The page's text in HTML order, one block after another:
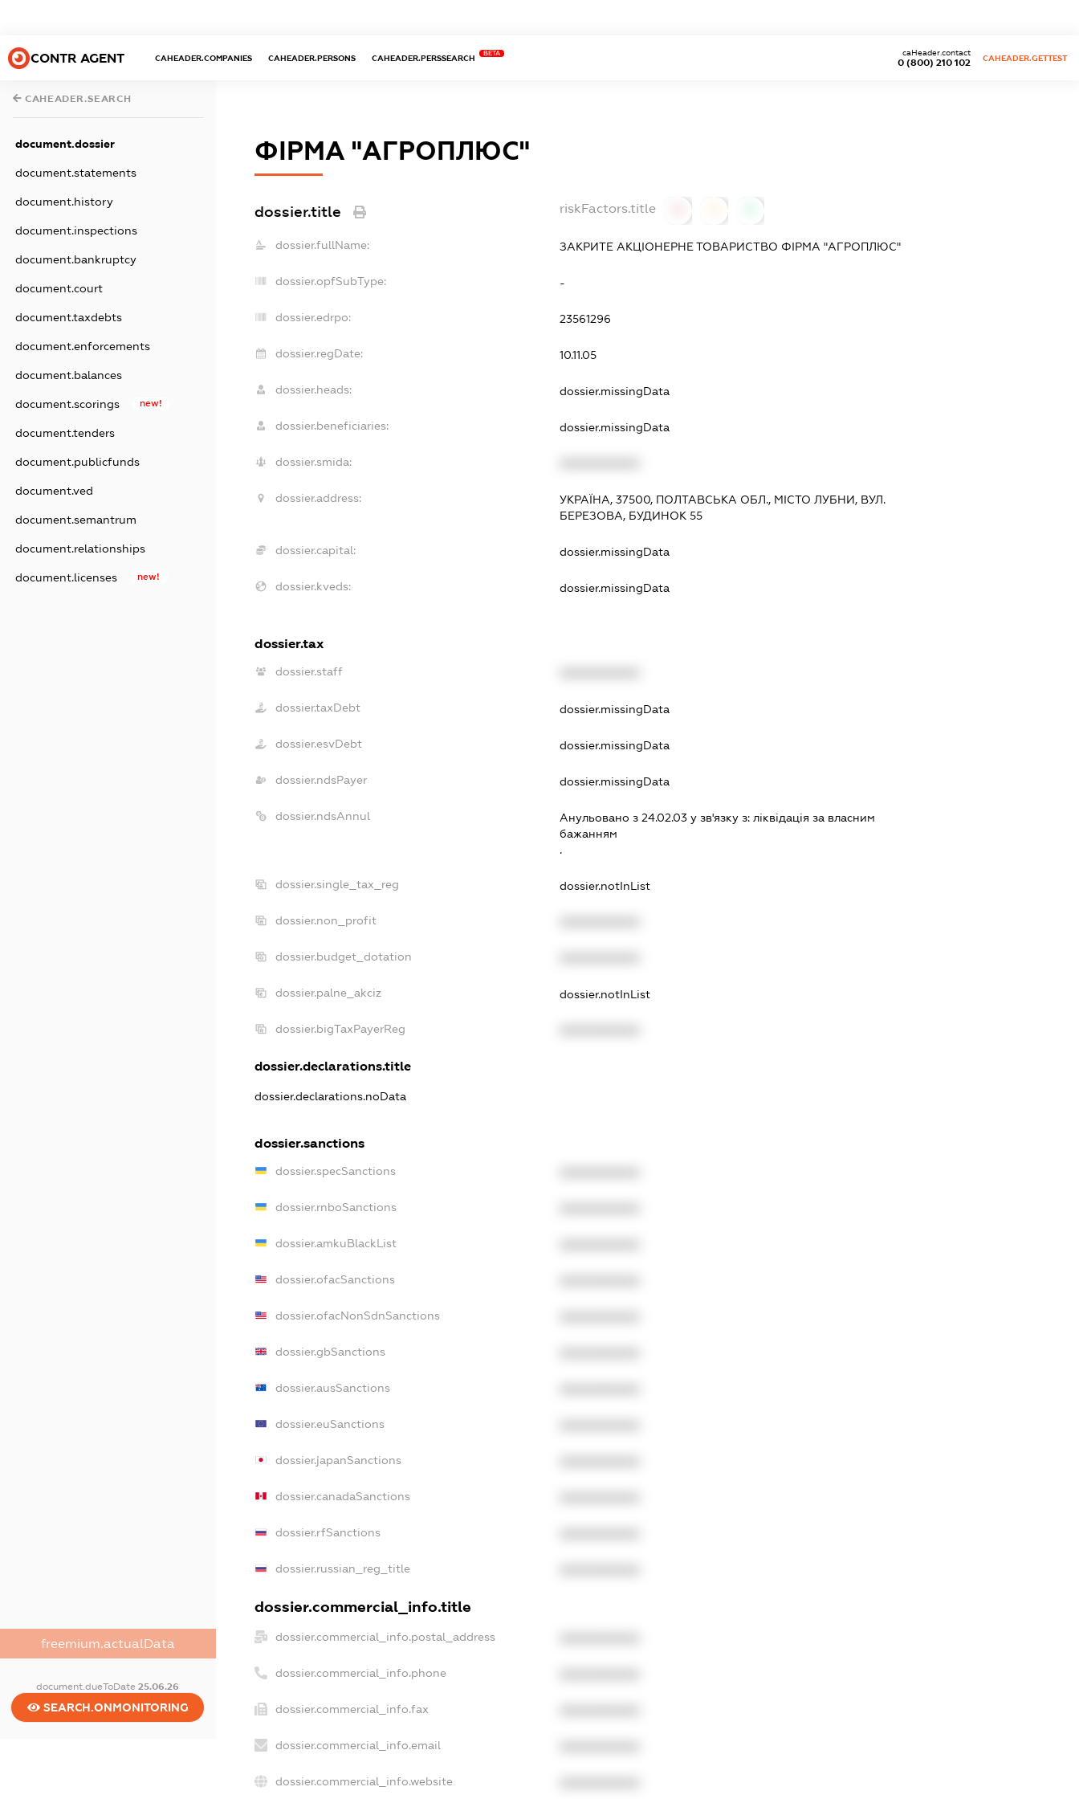
CONTR AGENT CAHEADER.COMPANIES CAHEADER.PERSONS CAHEADER.PERSSEARCH
BETA
0 (800) 210 102
caHeader.contact
CAHEADER.GETTEST
CAHEADER.SEARCH
document.dossier
document.statements
document.history
document.inspections
document.bankruptcy
document.court
document.taxdebts
document.enforcements
document.balances
document.scorings new!
document.tenders
document.publicfunds
document.ved
document.semantrum
document.relationships
document.licenses new!
freemium.actualData
document.dueToDate25.06.26
SEARCH.ONMONITORING
ФІРМА "АГРОПЛЮС"
dossier.title riskFactors.title
dossier.fullName: ЗАКРИТЕ АКЦІОНЕРНЕ ТОВАРИСТВО ФІРМА "АГРОПЛЮС"
dossier.opfSubType: -
dossier.edrpo: 23561296
dossier.regDate: 10.11.05
dossier.heads: dossier.missingData
dossier.beneficiaries: dossier.missingData
dossier.smida:
dossier.address:
УКРАЇНА, 37500, ПОЛТАВСЬКА ОБЛ., МІСТО ЛУБНИ, ВУЛ.
БЕРЕЗОВА, БУДИНОК 55
dossier.capital: dossier.missingData
dossier.kveds: dossier.missingData
dossier.tax
dossier.staff
dossier.taxDebt dossier.missingData
dossier.esvDebt dossier.missingData
dossier.ndsPayer dossier.missingData
dossier.ndsAnnul Анульовано з 24.02.03 у зв'язку з: лiквiдацiя за власним
бажанням
.
dossier.single_tax_reg dossier.notInList
dossier.non_profit
dossier.budget_dotation
dossier.palne_akciz dossier.notInList
dossier.bigTaxPayerReg
dossier.declarations.title
dossier.declarations.noData
dossier.sanctions
dossier.specSanctions
dossier.rnboSanctions
dossier.amkuBlackList
dossier.ofacSanctions
dossier.ofacNonSdnSanctions
dossier.gbSanctions
dossier.ausSanctions
dossier.euSanctions
dossier.japanSanctions
dossier.canadaSanctions
dossier.rfSanctions
dossier.russian_reg_title
dossier.commercial_info.title
dossier.commercial_info.postal_address
dossier.commercial_info.phone
dossier.commercial_info.fax
dossier.commercial_info.email
dossier.commercial_info.website